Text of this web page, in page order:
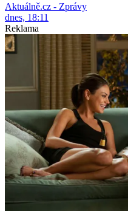
Aktuálně.cz - Zprávy
dnes, 18:11
Reklama